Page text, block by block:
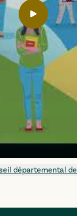
Lancer la video
départemental